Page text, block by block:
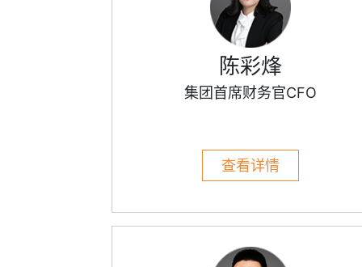
陈彩烽
集团首席财务官CFO
查看详情